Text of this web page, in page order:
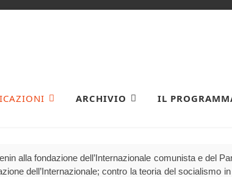
ARCHIVIO IL
alla fondazione dell’Internazionale comunista e del
dell’Internazionale; contro la teoria del socialismo